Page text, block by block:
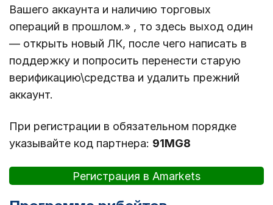
Вашего аккаунта и наличию торговых
операций в прошлом.» , то здесь выход один
— открыть новый ЛК, после чего написать в
поддержку и попросить перенести старую
верификацию\средства и удалить прежний
аккаунт.
При регистрации в обязательном порядке
указывайте код партнера: 91MG8
Регистрация в Amarkets